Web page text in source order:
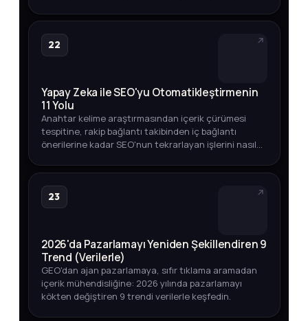
22
Yapay Zeka ile SEO'yu Otomatikleştirmenin
11 Yolu
Anahtar kelime araştırmasından içerik çürümesi
tespitine, rakip bağlantı takibinden iç bağlantı
önerilerine kadar SEO'nun tekrarlayan işlerini nasıl
23
2026'da Pazarlamayı Yeniden Şekillendiren 9
Trend (Verilerle)
GEO'dan ajan pazarlamaya, sıfır tıklama aramadan
içerik mühendisliğine: 2026 yılında pazarlamayı
kökten değiştiren 9 trendi verilerle keşfedin.